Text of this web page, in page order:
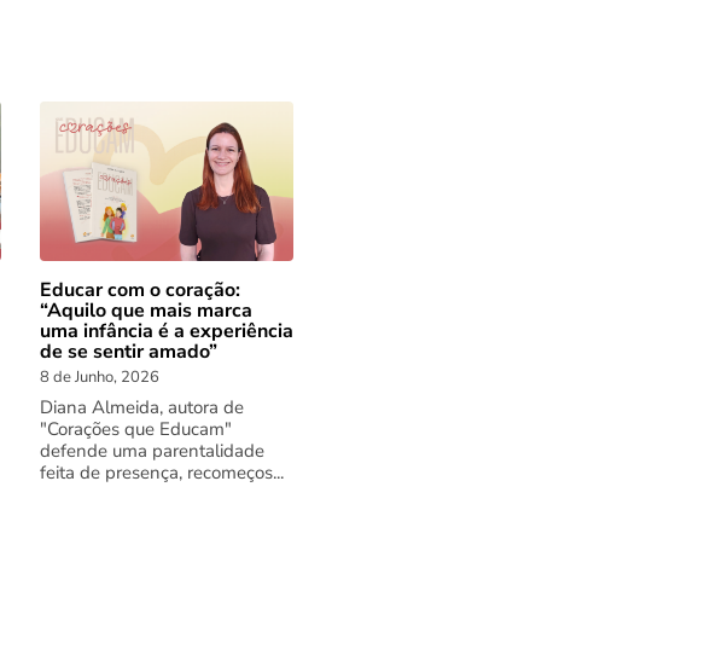
Educar com o coração:
“Aquilo que mais marca
uma infância é a experiência
de se sentir amado”
8 de Junho, 2026
Diana Almeida, autora de
"Corações que Educam"
defende uma parentalidade
feita de presença, recomeços...